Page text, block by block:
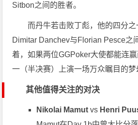
Sitbon之间的胜者。
而丹牛若击败丁彪，他的四分
Dimitar Danchev与Florian Pesce之
着，如果两位GGPoker大使都能连
一（半决赛）上演一场万众瞩目的梦
其他值得关注的对决
Nikolai Mamut vs Henri